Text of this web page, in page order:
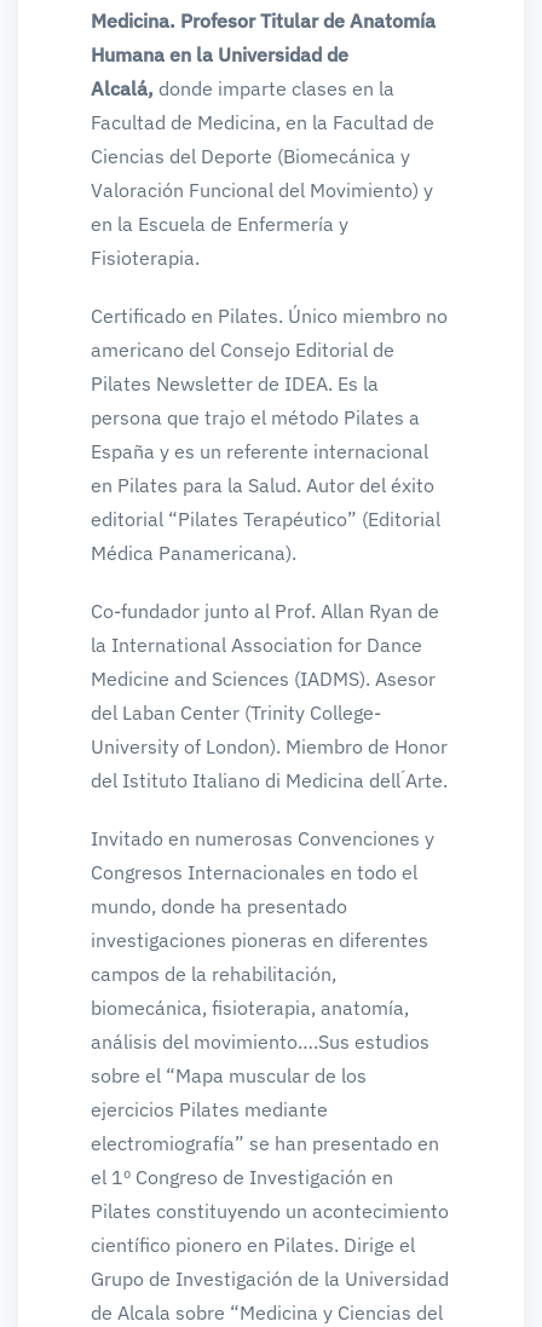
Medicina. Profesor Titular de Anatomía
Humana en la Universidad de
Alcalá, donde imparte clases en la
Facultad de Medicina, en la Facultad de
Ciencias del Deporte (Biomecánica y
Valoración Funcional del Movimiento) y
en la Escuela de Enfermería y
Fisioterapia.
Certificado en Pilates. Único miembro no
americano del Consejo Editorial de
Pilates Newsletter de IDEA. Es la
persona que trajo el método Pilates a
España y es un referente internacional
en Pilates para la Salud. Autor del éxito
editorial “Pilates Terapéutico” (Editorial
Médica Panamericana).
Co-fundador junto al Prof. Allan Ryan de
la International Association for Dance
Medicine and Sciences (IADMS). Asesor
del Laban Center (Trinity College-
University of London). Miembro de Honor
del Istituto Italiano di Medicina dell ́Arte.
Invitado en numerosas Convenciones y
Congresos Internacionales en todo el
mundo, donde ha presentado
investigaciones pioneras en diferentes
campos de la rehabilitación,
biomecánica, fisioterapia, anatomía,
análisis del movimiento….Sus estudios
sobre el “Mapa muscular de los
ejercicios Pilates mediante
electromiografía” se han presentado en
el 1º Congreso de Investigación en
Pilates constituyendo un acontecimiento
científico pionero en Pilates. Dirige el
Grupo de Investigación de la Universidad
de Alcala sobre “Medicina y Ciencias del